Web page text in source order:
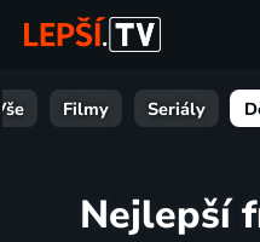
Filmy Seriály
Nejlepší